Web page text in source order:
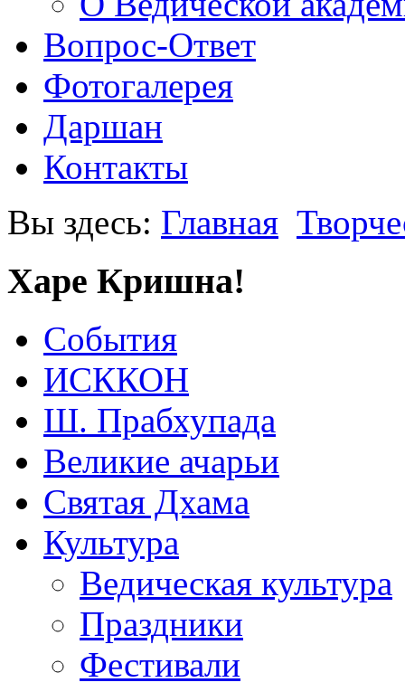
Вопрос-Ответ
Фотогалерея
Даршан
Контакты
Вы здесь: Главная
Харе Кришна!
События
ИСККОН
Ш. Прабхупада
Великие ачарьи
Святая Дхама
Культура
Ведическая культура
Праздники
Фестивали